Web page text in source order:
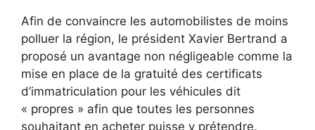
Afin de convaincre les automobilistes de moins
polluer la région, le président Xavier Bertrand a
proposé un avantage non négligeable comme la
mise en place de la gratuité des certificats
d’immatriculation pour les véhicules dit
« propres » afin que toutes les personnes
souhaitant en acheter puisse y prétendre.